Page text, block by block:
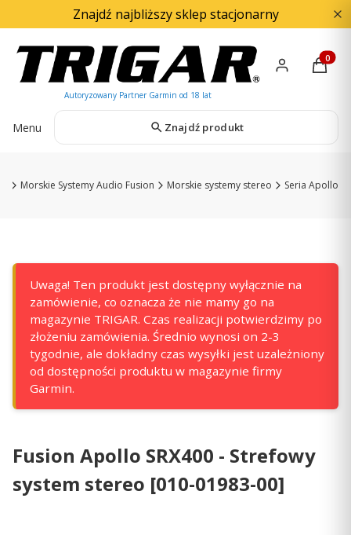
Znajdź najbliższy sklep stacjonarny
Menu Znajdź produkt
Morskie Systemy Audio Fusion Morskie systemy stereo Seria Apollo
Uwaga! Ten produkt jest dostępny wyłącznie na
zamówienie, co oznacza że nie mamy go na
magazynie TRIGAR. Czas realizacji potwierdzimy po
złożeniu zamówienia. Średnio wynosi on 2-3
tygodnie, ale dokładny czas wysyłki jest uzależniony
od dostępności produktu w magazynie firmy
Garmin.
Fusion Apollo SRX400 - Strefowy
system stereo [010-01983-00]